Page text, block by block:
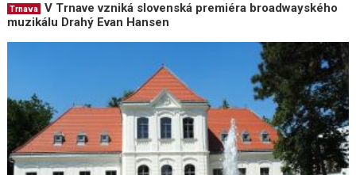
Trnava
V Trnave vzniká slovenská premiéra broadwayského
muzikálu Drahý Evan Hansen